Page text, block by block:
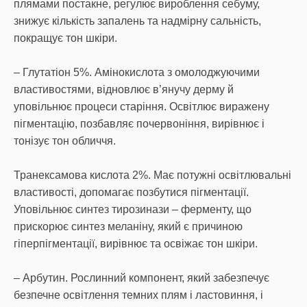
плямами постакне, регулює вироблення себуму,
знижує кількість запалень та надмірну сальність,
покращує тон шкіри.
– Глутатіон 5%. Амінокислота з омолоджуючими
властивостями, відновлює в’янучу дерму й
уповільнює процеси старіння. Освітлює виражену
пігментацію, позбавляє почервоніння, вирівнює і
тонізує тон обличчя.
Транексамова кислота 2%. Має потужні освітлювальні
властивості, допомагає позбутися пігментації.
Уповільнює синтез тирозинази – ферменту, що
прискорює синтез меланіну, який є причиною
гіперпігментації, вирівнює та освіжає тон шкіри.
– Арбутин. Рослинний компонент, який забезпечує
безпечне освітлення темних плям і ластовиння, і